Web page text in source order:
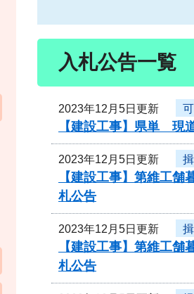
入札公告一覧
2023年12月5日更新
【建設工事】県単 現
2023年12月5日更新
【建設工事】第維工
札公告
2023年12月5日更新
【建設工事】第維工
札公告